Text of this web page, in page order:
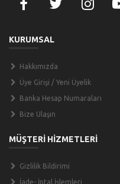
KURUMSAL
Hakkımızda
Üye Girişi / Yeni Üyelik
Banka Hesap Numaraları
Bize Ulaşın
MÜŞTERİ HİZMETLERİ
Gizlilik Bildirimi
İade- İptal İşlemleri